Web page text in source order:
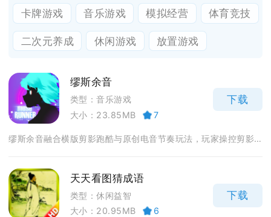
卡牌游戏 音乐游戏 模拟经营 体育竞技
二次元养成 休闲游戏 放置游戏
缪斯余音
类型：音乐游戏
大小：23.85MB
7
下载
缪斯余音融合横版剪影跑酷与原创电音节奏玩法，玩家操控剪影...
天天看图猜成语
类型：休闲益智
大小：20.95MB
6
下载